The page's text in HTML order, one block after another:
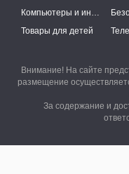
Компьютеры и интернет
Товары для детей
Внимание! На сайте
размещение
За содержание и